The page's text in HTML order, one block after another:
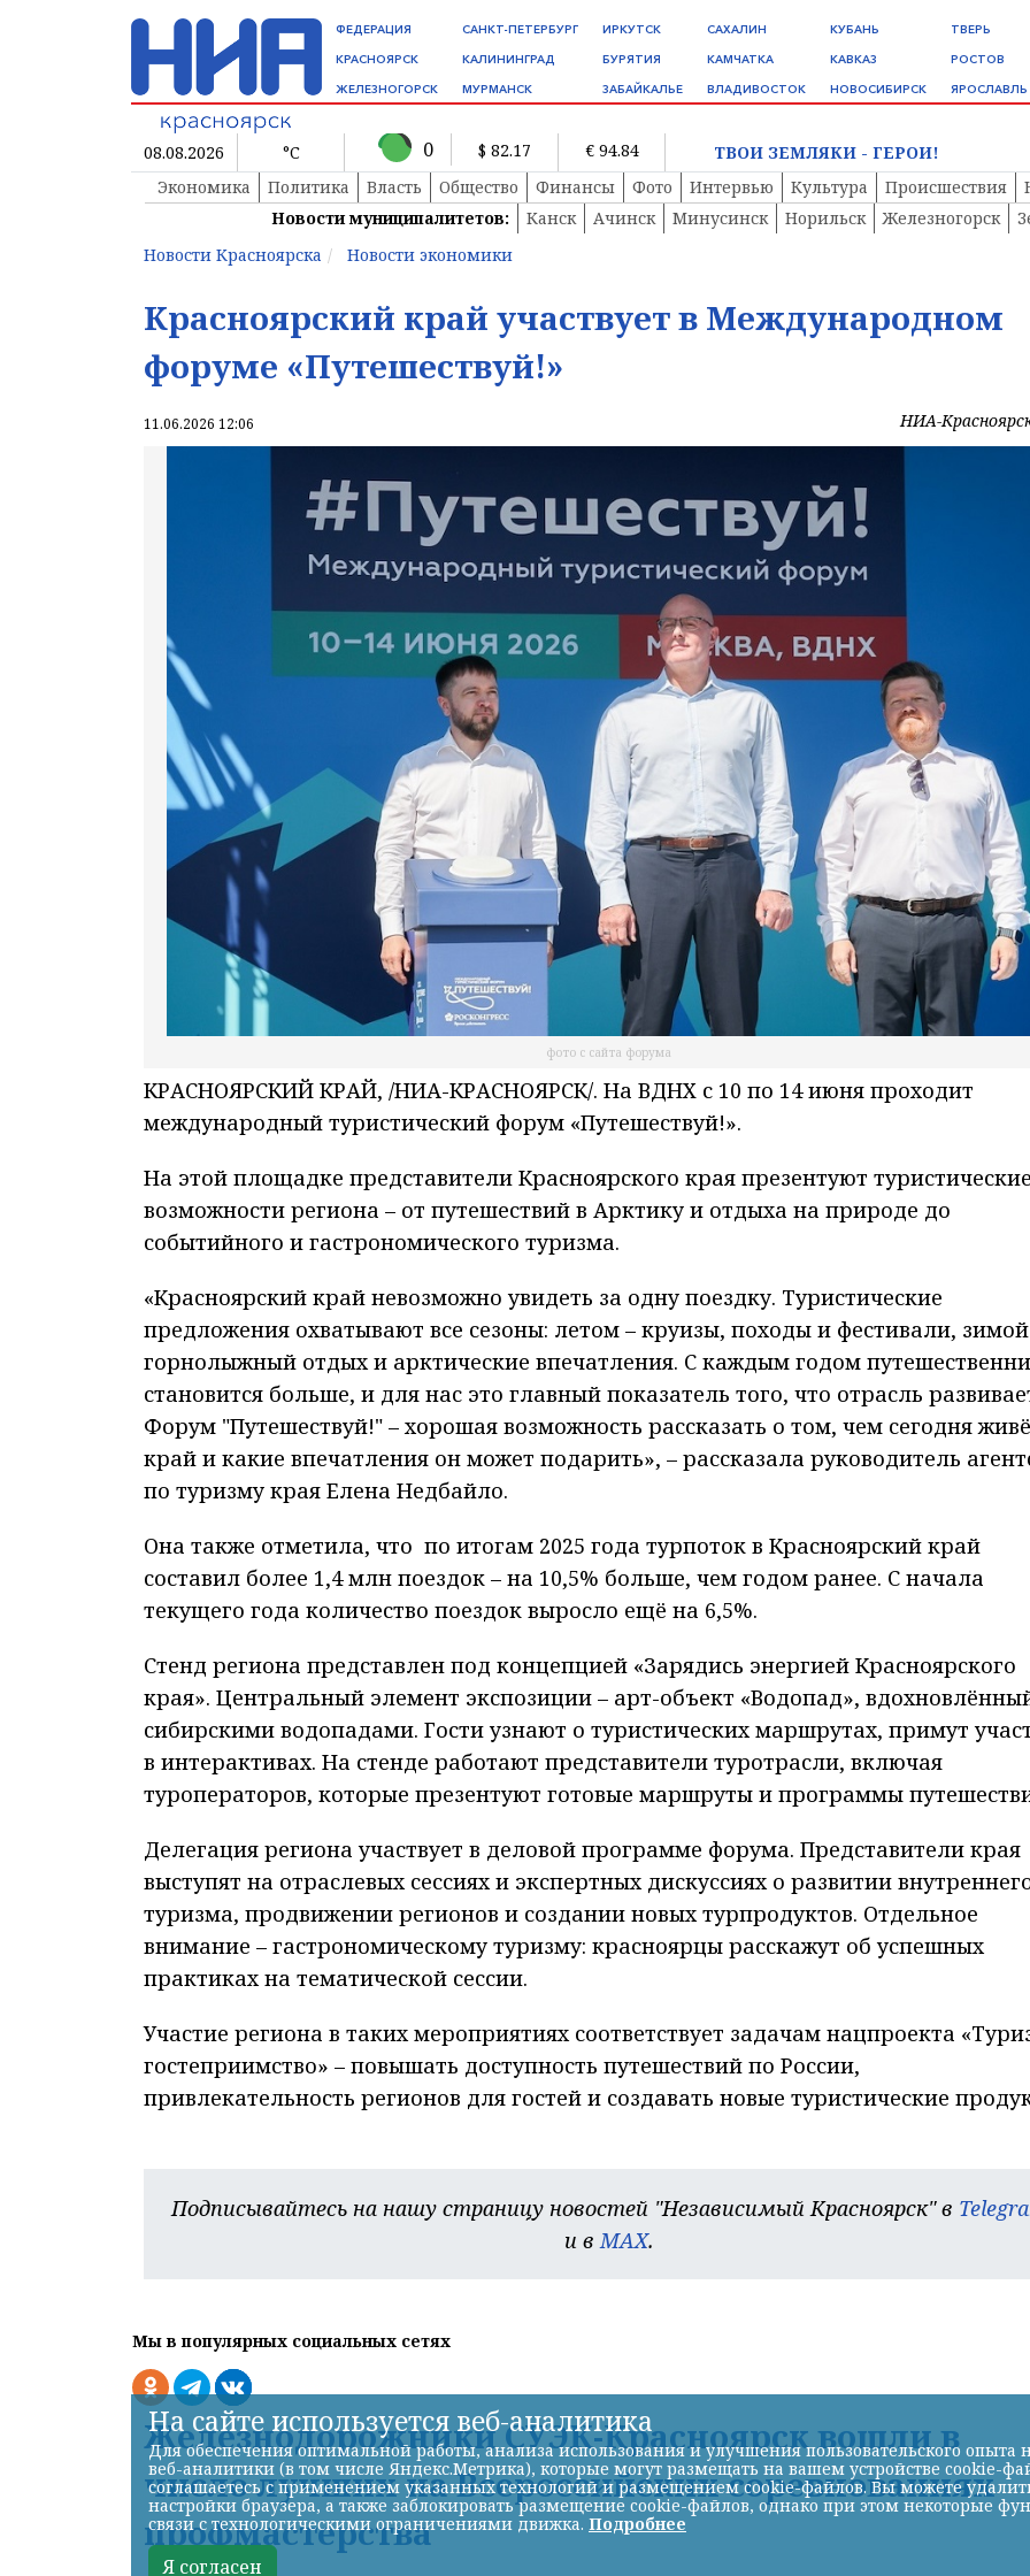
ФЕДЕРАЦИЯ
КРАСНОЯРСК
ЖЕЛЕЗНОГОРСК
САНКТ-ПЕТЕРБУРГ
КАЛИНИНГРАД
МУРМАНСК
ИРКУТСК
БУРЯТИЯ
ЗАБАЙКАЛЬЕ
САХАЛИН
КАМЧАТКА
ВЛАДИВОСТОК
КУБАНЬ
КАВКАЗ
НОВОСИБИРСК
ТВЕРЬ
РОСТОВ
ЯРОСЛАВЛЬ
08.08.2026 °C 0 $ 82.17 € 94.84
ТВОИ ЗЕМЛЯКИ - ГЕРОИ!
Экономика
Политика Власть Общество Финансы Фото Интервью Культура Происшествия
Новости муниципалитетов:
Канск Ачинск Минусинск Норильск Железногорск
Новости Красноярска
Новости экономики
Красноярский край участвует в Международном
форуме «Путешествуй!»
11.06.2026 12:06 НИА-
фото с сайта форума
КРАСНОЯРСКИЙ КРАЙ, /НИА-КРАСНОЯРСК/. На ВДНХ с 10 по 14 июня проходит
международный туристический форум «Путешествуй!».
На этой площадке представители Красноярского края презентуют
возможности региона – от путешествий в Арктику и отдыха на природе до
событийного и гастрономического туризма.
«Красноярский край невозможно увидеть за одну поездку. Туристические
предложения охватывают все сезоны: летом – круизы, походы и фестивали,
горнолыжный отдых и арктические впечатления. С каждым годом
становится больше, и для нас это главный показатель того, что отрасль
Форум "Путешествуй!" – хорошая возможность рассказать о том, чем сегодня
край и какие впечатления он может подарить», – рассказала руководитель
по туризму края Елена Недбайло.
Она также отметила, что по итогам 2025 года турпоток в Красноярский край
составил более 1,4 млн поездок – на 10,5% больше, чем годом ранее. С начала
текущего года количество поездок выросло ещё на 6,5%.
Стенд региона представлен под концепцией «Зарядись энергией Красноярского
края». Центральный элемент экспозиции – арт-объект «Водопад»,
сибирскими водопадами. Гости узнают о туристических маршрутах, примут
в интерактивах. На стенде работают представители туротрасли, включая
туроператоров, которые презентуют готовые маршруты и программы
Делегация региона участвует в деловой программе форума. Представители края
выступят на отраслевых сессиях и экспертных дискуссиях о развитии
туризма, продвижении регионов и создании новых турпродуктов. Отдельное
внимание – гастрономическому туризму: красноярцы расскажут об успешных
практиках на тематической сессии.
Участие региона в таких мероприятиях соответствует задачам нацпроекта
гостеприимство» – повышать доступность путешествий по России,
привлекательность регионов для гостей и создавать новые туристические
Подписывайтесь на нашу страницу новостей "Независимый Красноярск" в
и в MAX.
Мы в популярных социальных сетях
Железнодорожники СУЭК-Красноярск вошли в
число лучших на Всероссийских соревнованиях
профмастерства
На сайте используется веб-аналитика
Для обеспечения оптимальной работы, анализа использования и улучшения пользовательского опыта
веб-аналитики (в том числе Яндекс.Метрика), которые могут размещать на вашем устройстве cookie-
соглашаетесь с применением указанных технологий и размещением cookie-файлов. Вы можете
настройки браузера, а также заблокировать размещение cookie-файлов, однако при этом некоторые
связи с технологическими ограничениями движка. Подробнее
Я согласен